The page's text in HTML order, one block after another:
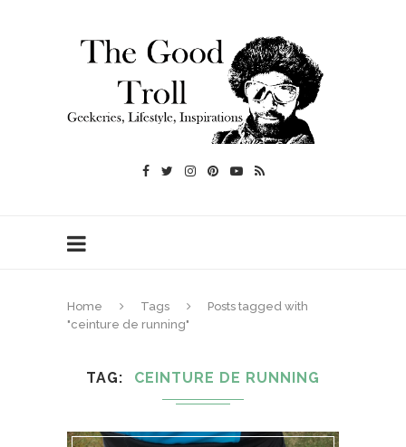
Home Tags
Posts tagged with
"ceinture de running"
TAG CEINTURE DE RUNNING